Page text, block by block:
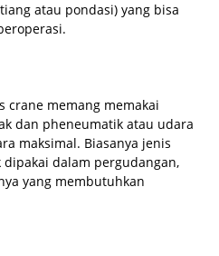
atau pondasi) yang bisa
crane memang memakai
dan pheneumatik atau udara
maksimal. Biasanya jenis
dalam pergudangan,
yang membutuhkan